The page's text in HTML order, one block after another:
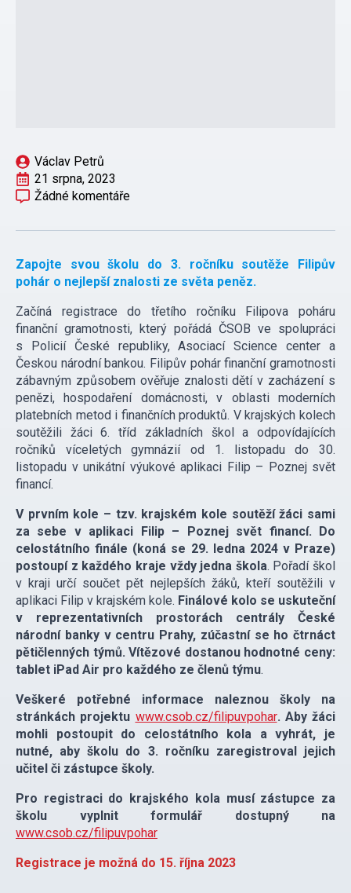
Václav Petrů
21 srpna, 2023
Žádné komentáře
Zapojte svou školu do 3. ročníku soutěže Filipův
pohár o nejlepší znalosti ze světa peněz.
Začíná registrace do třetího ročníku Filipova poháru
finanční gramotnosti, který pořádá ČSOB ve spolupráci
s Policií České republiky, Asociací Science center a
Českou národní bankou. Filipův pohár finanční gramotnosti
zábavným způsobem ověřuje znalosti dětí v zacházení s
penězi, hospodaření domácnosti, v oblasti moderních
platebních metod i finančních produktů. V krajských kolech
soutěžili žáci 6. tříd základních škol a odpovídajících
ročníků víceletých gymnázií od 1. listopadu do 30.
listopadu v unikátní výukové aplikaci Filip – Poznej svět
financí.
V prvním kole – tzv. krajském kole soutěží žáci sami
za sebe v aplikaci Filip – Poznej svět financí. Do
celostátního finále (koná se 29. ledna 2024 v Praze)
postoupí z každého kraje vždy jedna škola. Pořadí škol
v kraji určí součet pět nejlepších žáků, kteří soutěžili v
aplikaci Filip v krajském kole. Finálové kolo se uskuteční
v reprezentativních prostorách centrály České
národní banky v centru Prahy, zúčastní se ho čtrnáct
pětičlenných týmů. Vítězové dostanou hodnotné ceny:
tablet iPad Air pro každého ze členů týmu.
Veškeré potřebné informace naleznou školy na
stránkách projektu www.csob.cz/filipuvpohar. Aby žáci
mohli postoupit do celostátního kola a vyhrát, je
nutné, aby školu do 3. ročníku zaregistroval jejich
učitel či zástupce školy.
Pro registraci do krajského kola musí zástupce za
školu vyplnit formulář dostupný na
www.csob.cz/filipuvpohar
Registrace je možná do 15. října 2023